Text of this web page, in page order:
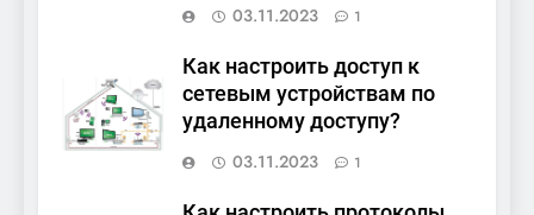
03.11.2023
1
Как настроить доступ к
сетевым устройствам по
удаленному доступу?
03.11.2023
1